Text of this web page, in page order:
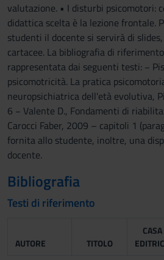
valutazione. • I disturbi psicomotori:
didattica scelta è la lezione frontale.
studenti il docente si servirà di
cartacee. La bibliografia di
rappresentata dai seguenti testi: −
psicomotricità. La pratica
neuropsichiatrica dell'età evolutiva,
6 − Valente D., Fondamenti di
Carocci Faber, 2009 – capitoli 1
fornita allo studente, inoltre, una
docente.
Bibliografia
Testi di riferimento
AUTORE TITOLO
CASA